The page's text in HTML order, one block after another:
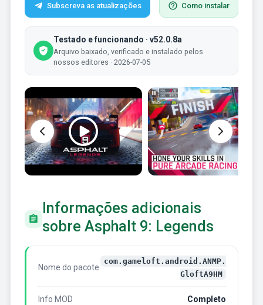
Subscreva as atualizações Como instalar
Testado e funcionando · v52.0.8a
Arquivo baixado, verificado e instalado pelos
nossos editores · 2026-07-05
Informações adicionais
sobre Asphalt 9: Legends
Nome do pacote
com.gameloft.android.ANMP.
GloftA9HM
Info MOD Completo